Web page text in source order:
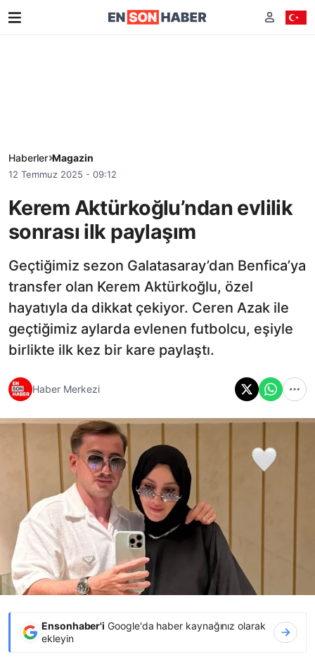
Haberler Magazin
12 Temmuz 2025 - 09:12
Kerem Aktürkoğlu’ndan evlilik
sonrası ilk paylaşım
Geçtiğimiz sezon Galatasaray’dan Benfica’ya
transfer olan Kerem Aktürkoğlu, özel
hayatıyla da dikkat çekiyor. Ceren Azak ile
geçtiğimiz aylarda evlenen futbolcu, eşiyle
birlikte ilk kez bir kare paylaştı.
Haber Merkezi
Ensonhaber'i Google'da haber kaynağınız olarak
ekleyin